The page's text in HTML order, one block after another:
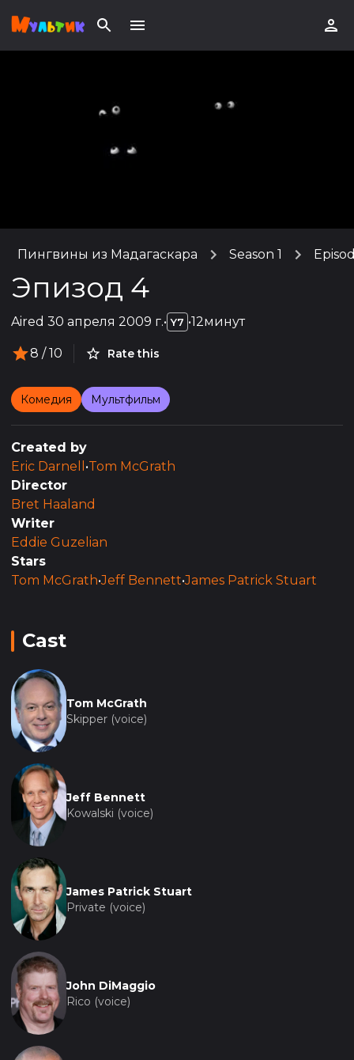
Пингвины из Мадагаскара Season 1
Эпизод 4
Aired 30 апреля 2009 г.• Y7 •12минут
8 / 10 Rate this
Комедия Мультфильм
Created by
Eric Darnell •Tom McGrath
Director
Bret Haaland
Writer
Eddie Guzelian
Stars
Tom McGrath•Jeff Bennett•James Patrick Stuart
Cast
Tom McGrath
Skipper (voice)
Jeff Bennett
Kowalski (voice)
James Patrick Stuart
Private (voice)
John DiMaggio
Rico (voice)